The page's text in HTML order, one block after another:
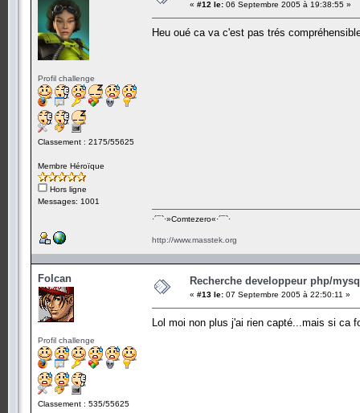
Profil challenge
Classement : 2175/55625
Membre Héroïque
Hors ligne
Messages: 1001
« #12 le: 06 Septembre 2005 à 19:38:55 »
Heu oué ca va c'est pas trés
·´¯`·­»Comtezero«­·´¯`·
http://www.masstek.org
Folcan
Profil challenge
Classement : 535/55625
Recherche developpeur php/
« #13 le: 07 Septembre 2005 à 22:50:11 »
Lol moi non plus j'ai rien capté...mais si ca